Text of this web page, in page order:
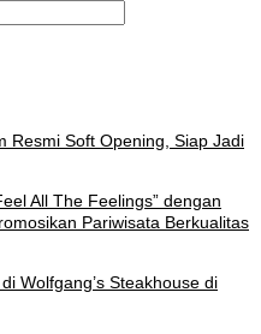
Resmi Soft Opening, Siap Jadi
All The Feelings” dengan
Pariwisata Berkualitas
Wolfgang’s Steakhouse di